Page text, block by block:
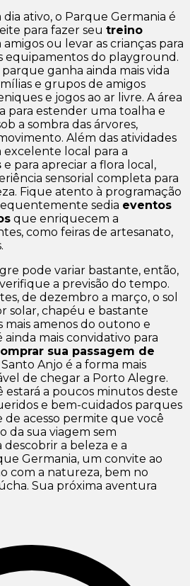
ativo, o Parque Germania é
para fazer seu treino
ou levar as crianças para
equipamentos do playground.
parque ganha ainda mais vida
e grupos de amigos
e jogos ao ar livre. A área
para estender uma toalha e
a sombra das árvores,
Além das atividades
excelente local para a
e para apreciar a flora local,
sensorial completa para
Fique atento à programação
sedia eventos
que enriquecem a
como feiras de artesanato,
pode variar bastante, então,
a previsão do tempo.
de dezembro a março, o sol
solar, chapéu e bastante
mais amenos do outono e
mais convidativo para
sua passagem de
Anjo é a forma mais
de chegar a Porto Alegre.
estará a poucos minutos deste
e bem-cuidados parques
de acesso permite que você
da sua viagem sem
a beleza e a
Germania, um convite ao
com a natureza, bem no
Sua próxima aventura